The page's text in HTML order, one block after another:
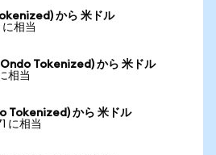
から 米ドル
相当
Tokenized) から 米ドル
相当
Tokenized) から 米ドル
に相当